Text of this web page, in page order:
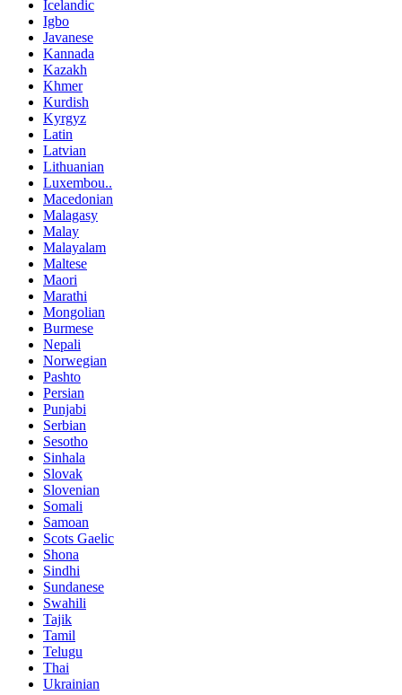
Icelandic
Igbo
Javanese
Kannada
Kazakh
Khmer
Kurdish
Kyrgyz
Latin
Latvian
Lithuanian
Luxembou..
Macedonian
Malagasy
Malay
Malayalam
Maltese
Maori
Marathi
Mongolian
Burmese
Nepali
Norwegian
Pashto
Persian
Punjabi
Serbian
Sesotho
Sinhala
Slovak
Slovenian
Somali
Samoan
Scots Gaelic
Shona
Sindhi
Sundanese
Swahili
Tajik
Tamil
Telugu
Thai
Ukrainian